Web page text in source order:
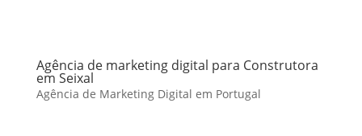
Agência de marketing digital para Construtora
em Seixal
Agência de Marketing Digital em Portugal